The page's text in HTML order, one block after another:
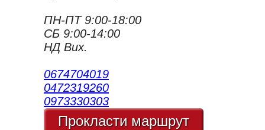
ПН-ПТ 9:00-18:00
СБ 9:00-14:00
НД Вих.
0674704019
0472319260
0973330303
Прокласти маршрут